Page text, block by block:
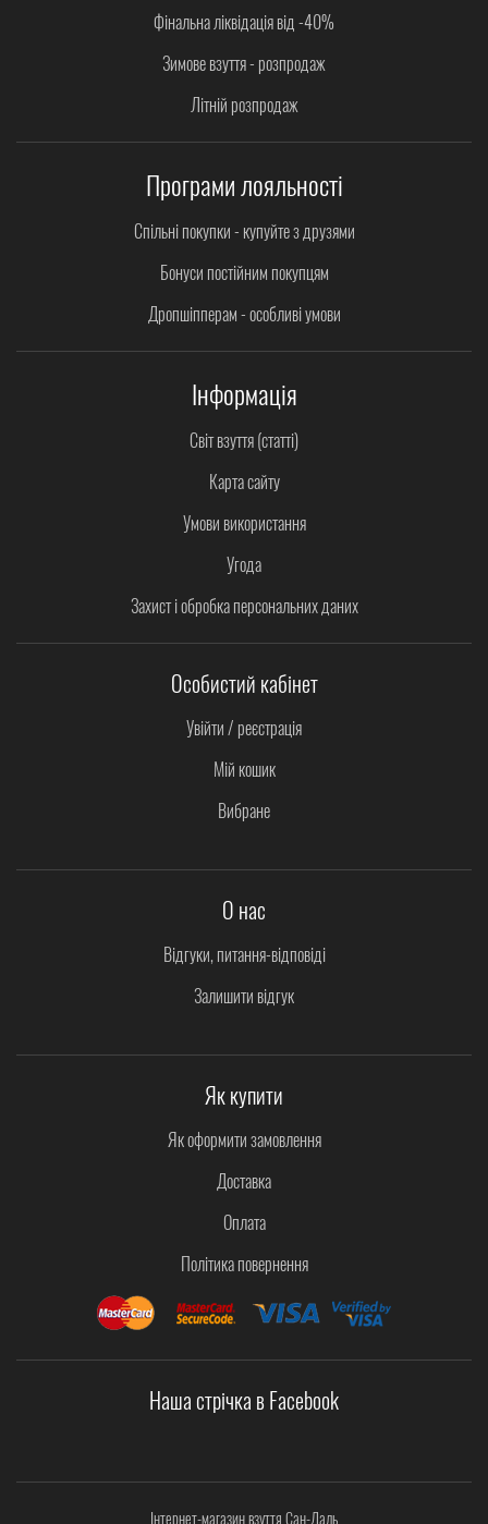
Фінальна ліквідація від -40%
Зимове взуття - розпродаж
Літній розпродаж
Програми лояльності
Спільні покупки - купуйте з друзями
Бонуси постійним покупцям
Дропшіпперам - особливі умови
Інформація
Світ взуття (статті)
Карта сайту
Умови використання
Угода
Захист і обробка персональних даних
Особистий кабінет
Увійти / реєстрація
Мій кошик
Вибране
О нас
Відгуки, питання-відповіді
Залишити відгук
Як купити
Як оформити замовлення
Доставка
Оплата
Політика повернення
Наша стрічка в Facebook
Інтернет-магазин взуття Сан-Даль